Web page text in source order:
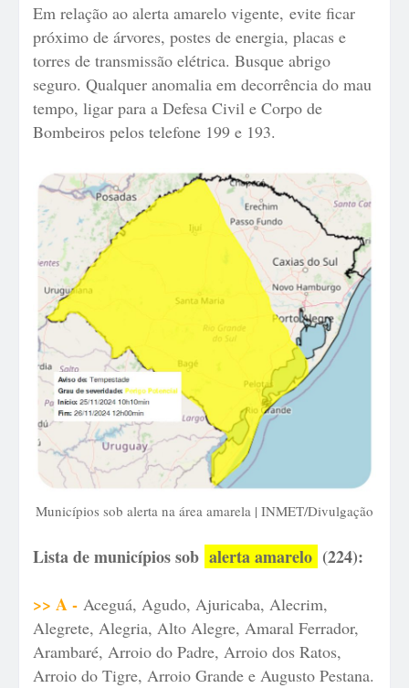
Em relação ao alerta amarelo vigente, evite ficar
próximo de árvores, postes de energia, placas e
torres de transmissão elétrica. Busque abrigo
seguro. Qualquer anomalia em decorrência do mau
tempo, ligar para a Defesa Civil e Corpo de
Bombeiros pelos telefone 199 e 193.
Municípios sob alerta na área amarela | INMET/Divulgação
Lista de municípios sob alerta amarelo (224):
>> A - Aceguá, Agudo, Ajuricaba, Alecrim,
Alegrete, Alegria, Alto Alegre, Amaral Ferrador,
Arambaré, Arroio do Padre, Arroio dos Ratos,
Arroio do Tigre, Arroio Grande e Augusto Pestana.